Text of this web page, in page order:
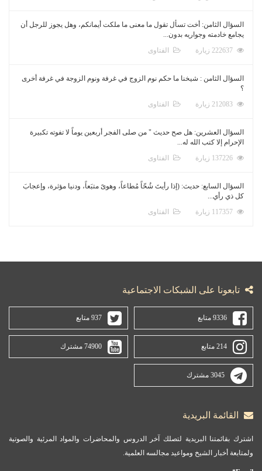
السؤال الثامن: أخت تسأل تقول ما معنى ما ملكت أيمانكم، وهل يجوز للرجل أن
يجامع خادمته وجواريه بدون...
الفتاوى
السؤال الثامن : شيخنا ما حكم نوم الزوج في غرفة ونوم الزوجة في غرفة أخرى
؟
الفتاوى
السؤال العشرين: هل صح حديث " من صلى الفجر أربعين يوماً لا تفوته تكبيرة
الإحرام إلا كتب الله له...
الفتاوى
السؤال السابع: حديث: (إذا رأيتَ شُحّاً مُطاعاً، وهوىً متبَعاً، ودنيا مؤثرة، وإعجابَ
كل ذي رأي...
الفتاوى
تابعونا على الشبكات الاجتماعية
9336 متابع 937 متابع
214 متابع 74900 مشترك
3045 مشترك
القائمة البريدية
اشترك بقائمتنا البريدية لتصلك آخر الدروس والمحاضرات والمواد المرئية والصوتية
ولمتابعة أخبار الشيخ ومواعيد مجالسه العلمية.